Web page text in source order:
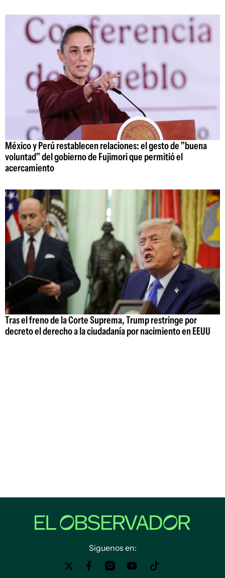
México y Perú restablecen relaciones: el gesto de "buena
voluntad" del gobierno de Fujimori que permitió el
acercamiento
Tras el freno de la Corte Suprema, Trump restringe por
decreto el derecho a la ciudadanía por nacimiento en EEUU
Siguenos en: